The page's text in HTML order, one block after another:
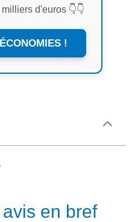
d'euros 👇👇
!
en bref